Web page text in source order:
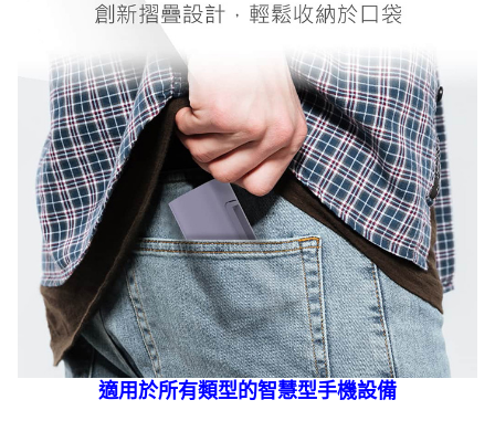
適用於所有類型的智慧型手機設備